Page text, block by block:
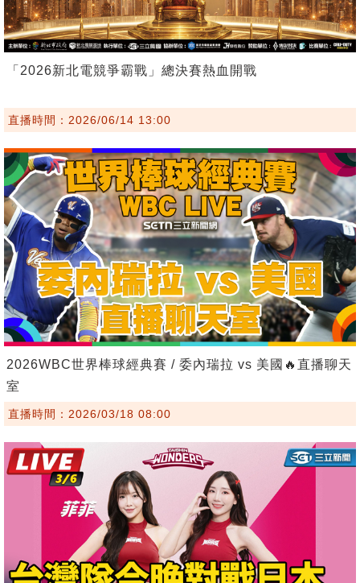
「2026新北電競爭霸戰」總決賽熱血開戰
直播時間：2026/06/14 13:00
2026WBC世界棒球經典賽 / 委內瑞拉 vs 美國🔥直播聊天
室
直播時間：2026/03/18 08:00